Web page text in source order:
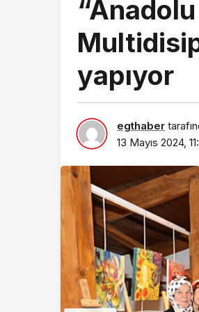
yapıyor
egthaber
13 Mayıs 2024,